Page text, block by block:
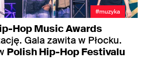
#muzyka
Hop Music Awards
Gala zawita w Płocku.
Polish Hip-Hop Festivalu